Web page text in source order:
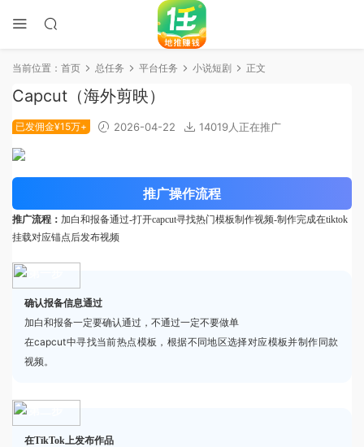
当前位置： 首页 总任务 平台任务 小说短剧 正文
Capcut（海外剪映）
已发佣金¥15万+ 2026-04-22 14019人正在推广
推广操作流程
推广流程： 加白和报备通过-打开capcut寻找热门模板制作视频-制作完成在tiktok
挂载对应锚点后发布视频
确认报备信息通过
加白和报备一定要确认通过，不通过一定不要做单
在capcut中寻找当前热点模板，根据不同地区选择对应模板并制作同款
视频。
在TikTok上发布作品